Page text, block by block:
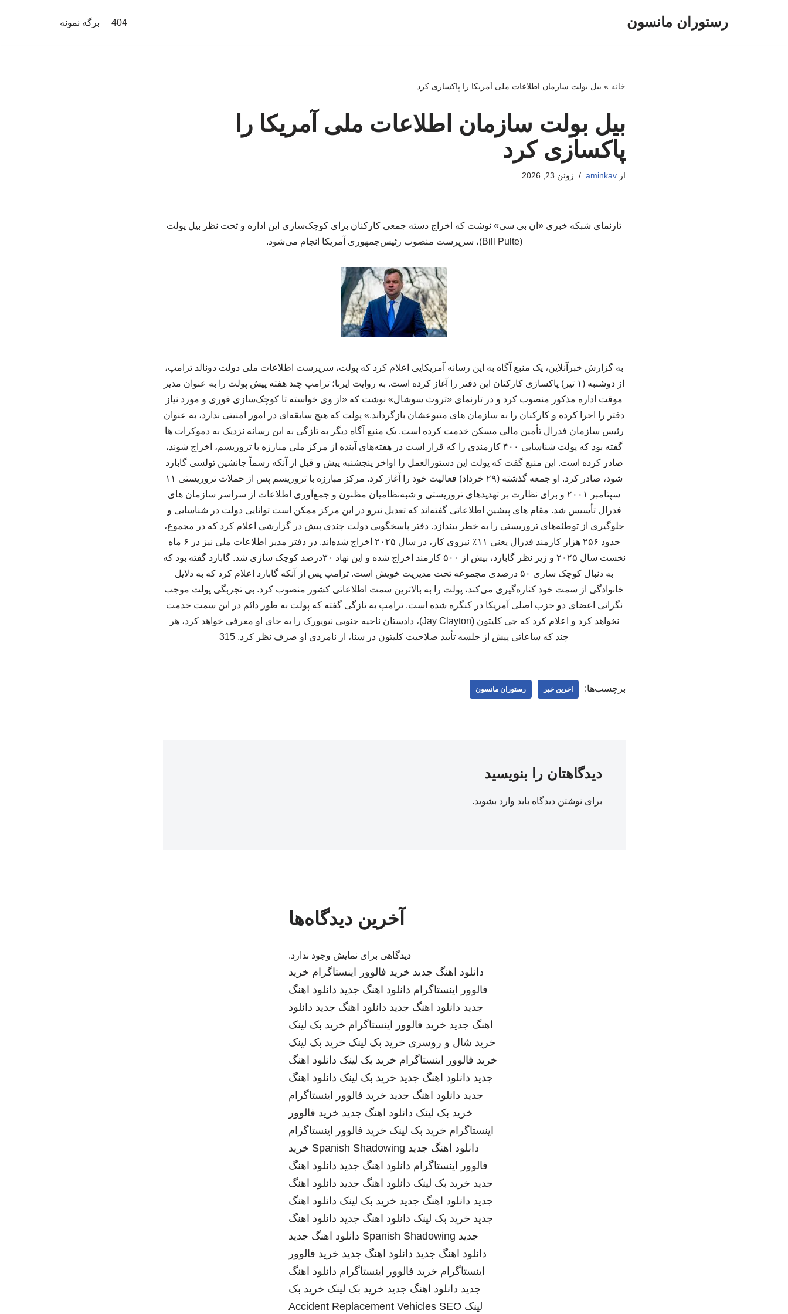
رستوران مانسون 404 برگه نمونه
خانه » بیل بولت سازمان اطلاعات ملی آمریکا را پاکسازی کرد
بیل بولت سازمان اطلاعات ملی آمریکا را
پاکسازی کرد
ازaminkav ژوئن 23, 2026
تارنمای شبکه خبری «ان بی سی» نوشت که اخراج‌ دسته جمعی کارکنان برای کوچک‌سازی این اداره و تحت نظر بیل پولت
(Bill Pulte)، سرپرست منصوب رئیس‌جمهوری آمریکا انجام می‌شود.
به گزارش خبرآنلاین، یک منبع آگاه به این رسانه آمریکایی اعلام کرد که پولت، سرپرست اطلاعات ملی دولت دونالد ترامپ،
از دوشنبه (۱ تیر) پاکسازی کارکنان این دفتر را آغاز کرده است. به روایت ایرنا؛ ترامپ چند هفته پیش پولت را به عنوان مدیر
موقت اداره مذکور منصوب کرد و در تارنمای «تروث سوشال» نوشت که «از وی خواسته تا کوچک‌سازی فوری و مورد نیاز
دفتر را اجرا کرده و کارکنان را به سازمان های متبوعشان بازگرداند.» پولت که هیچ سابقه‌ای در امور امنیتی ندارد، به عنوان
رئیس سازمان فدرال تأمین مالی مسکن خدمت کرده است. یک منبع آگاه دیگر به تازگی به این رسانه نزدیک به دموکرات ها
گفته بود که پولت شناسایی ۴۰۰ کارمندی را که قرار است در هفته‌های آینده از مرکز ملی مبارزه با تروریسم، اخراج شوند،
صادر کرده است. این منبع گفت که پولت این دستورالعمل را اواخر پنجشنبه پیش و قبل از آنکه رسماً جانشین تولسی گابارد
شود، صادر کرد. او جمعه گذشته (۲۹ خرداد) فعالیت خود را آغاز کرد. مرکز مبارزه با تروریسم پس از حملات تروریستی ۱۱
سپتامبر ۲۰۰۱ و برای نظارت بر تهدیدهای تروریستی و شبه‌نظامیان مظنون و جمع‌آوری اطلاعات از سراسر سازمان های
فدرال تأسیس شد. مقام های پیشین اطلاعاتی گفته‌اند که تعدیل نیرو در این مرکز ممکن است توانایی دولت در شناسایی و
جلوگیری از توطئه‌های تروریستی را به خطر بیندازد. دفتر پاسخگویی دولت چندی پیش در گزارشی اعلام کرد که در مجموع،
حدود ۲۵۶ هزار کارمند فدرال یعنی ۱۱٪ نیروی کار، در سال ۲۰۲۵ اخراج شده‌اند. در دفتر مدیر اطلاعات ملی نیز در ۶ ماه
نخست سال ۲۰۲۵ و زیر نظر گابارد، بیش از ۵۰۰ کارمند اخراج شده و این نهاد ۳۰درصد کوچک سازی شد. گابارد گفته بود که
به دنبال کوچک سازی ۵۰ درصدی مجموعه تحت مدیریت خویش است. ترامپ پس از آنکه گابارد اعلام کرد که به دلایل
خانوادگی از سمت خود کناره‌گیری می‌کند، پولت را به بالاترین سمت اطلاعاتی کشور منصوب کرد. بی تجربگی پولت موجب
نگرانی‌ اعضای دو حزب اصلی آمریکا در کنگره شده است. ترامپ به تازگی گفته که پولت به طور دائم در این سمت خدمت
نخواهد کرد و اعلام کرد که جی کلیتون (Jay Clayton)، دادستان ناحیه جنوبی نیویورک را به جای او معرفی خواهد کرد، هر
چند که ساعاتی پیش از جلسه تأیید صلاحیت کلیتون در سنا، از نامزدی او صرف نظر کرد. 315
برچسب‌ها: اخرین خبر رستوران مانسون
دیدگاهتان را بنویسید
برای نوشتن دیدگاه باید وارد بشوید.
آخرین دیدگاه‌ها
دیدگاهی برای نمایش وجود ندارد.
دانلود اهنگ جدید خرید فالوور اینستاگرام خرید
فالوور اینستاگرام دانلود اهنگ جدید دانلود اهنگ
جدید دانلود اهنگ جدید دانلود اهنگ جدید دانلود
اهنگ جدید خرید فالوور اینستاگرام خرید بک لینک
خرید شال و روسری خرید بک لینک خرید بک لینک
خرید فالوور اینستاگرام خرید بک لینک دانلود اهنگ
جدید دانلود اهنگ جدید خرید بک لینک دانلود اهنگ
جدید دانلود اهنگ جدید خرید فالوور اینستاگرام
خرید بک لینک دانلود اهنگ جدید خرید فالوور
اینستاگرام خرید بک لینک خرید فالوور اینستاگرام
دانلود اهنگ جدید Spanish Shadowing خرید
فالوور اینستاگرام دانلود اهنگ جدید دانلود اهنگ
جدید خرید بک لینک دانلود اهنگ جدید دانلود اهنگ
جدید دانلود اهنگ جدید خرید بک لینک دانلود اهنگ
جدید خرید بک لینک دانلود اهنگ جدید دانلود اهنگ
جدید Spanish Shadowing دانلود اهنگ جدید
دانلود اهنگ جدید دانلود اهنگ جدید خرید فالوور
اینستاگرام خرید فالوور اینستاگرام دانلود اهنگ
جدید دانلود اهنگ جدید خرید بک لینک خرید بک
لینک
Accident Replacement Vehicles SEO